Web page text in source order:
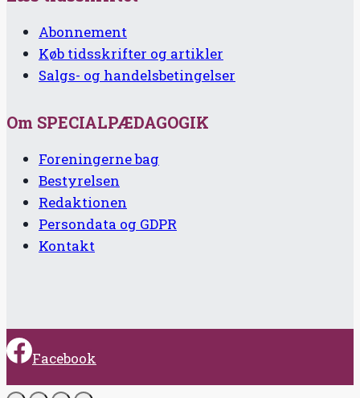
Abonnement
Køb tidsskrifter og artikler
Salgs- og handelsbetingelser
Om SPECIALPÆDAGOGIK
Foreningerne bag
Bestyrelsen
Redaktionen
Persondata og GDPR
Kontakt
Facebook